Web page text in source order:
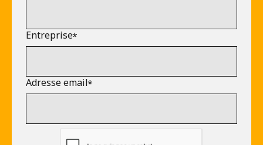
Entreprise
Adresse email